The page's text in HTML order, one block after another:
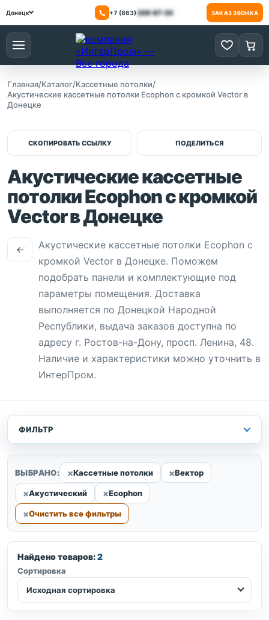
Донецк +7 (863)209-87-20 ЗАКАЗ ЗВОНКА
Меню 0 товаров
0
Главная/Каталог/Кассетные потолки/
Акустические кассетные потолки Ecophon с кромкой Vector в
Донецке
СКОПИРОВАТЬ ССЫЛКУ ПОДЕЛИТЬСЯ
Акустические кассетные
потолки Ecophon с кромкой
Vector в Донецке
←
Акустические кассетные потолки Ecophon с
кромкой Vector в Донецке. Поможем
подобрать панели и комплектующие под
параметры помещения. Доставка
выполняется по Донецкой Народной
Республики, выдача заказов доступна по
адресу г. Ростов-на-Дону, просп. Ленина, 48.
Наличие и характеристики можно уточнить в
ИнтерПром.
ФИЛЬТР
ВЫБРАНО: Кассетные потолки Вектор
Акустический Ecophon
Очистить все фильтры
Найдено товаров:2
Сортировка
Исходная сортировка